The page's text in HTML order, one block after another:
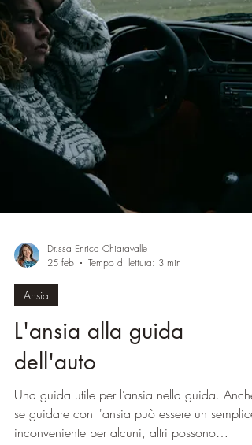
tutto quello che devi sapere per muoverti con
sicurezza e trovare un aiuto qualificato e
alle tue esigenze. Perché cercare psichiatra
online è una scelta intelligente La salute
è fondamentale, e prenders
Dr.ssa Enrica Chiaravalle
25 feb
Tempo di lettura: 3 min
Ansia
L'ansia alla guida